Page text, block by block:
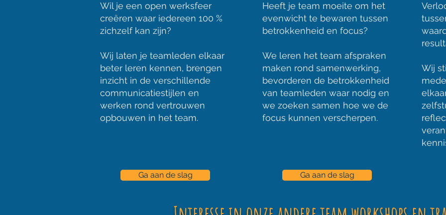
Wil je een open werksfeer
creëren waar iedereen 100 %
zichzelf kan zijn?
Wij laten je teamleden elkaar
beter leren kennen, brengen
inzicht in de verschillende
communicatiestijlen en
werken rond vertrouwen
opbouwen in het team.
Ga aan de slag
Heeft je team moeite om het
evenwicht te bewaren tussen
betrokkenheid en focus?
We leren het team afspraken
maken rond samenwerking,
bevorderen de betrokkenheid
van teamleden waar nodig en
we zoeken samen hoe we de
focus kunnen verscherpen.
Ga aan de slag
Wij